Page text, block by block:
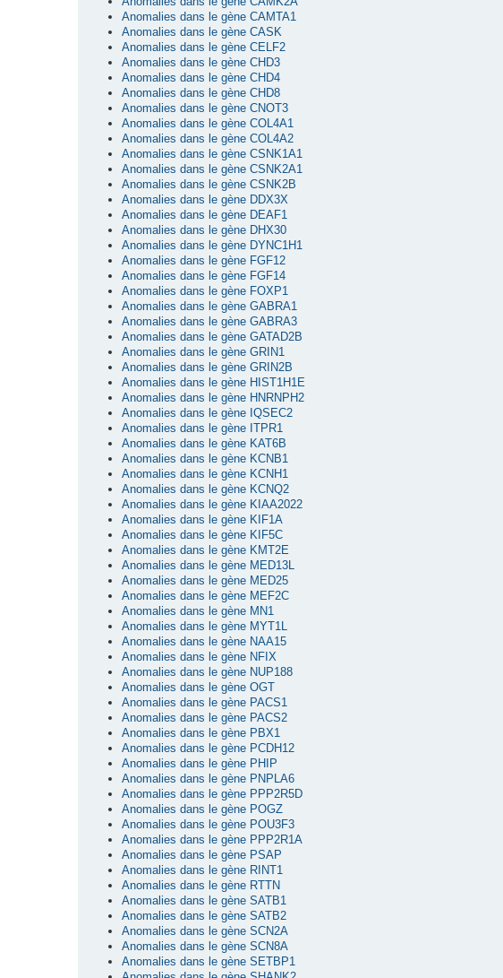
Anomalies dans le gène CAMTA1
Anomalies dans le gène CASK
Anomalies dans le gène CELF2
Anomalies dans le gène CHD3
Anomalies dans le gène CHD4
Anomalies dans le gène CHD8
Anomalies dans le gène CNOT3
Anomalies dans le gène COL4A1
Anomalies dans le gène COL4A2
Anomalies dans le gène CSNK1A1
Anomalies dans le gène CSNK2A1
Anomalies dans le gène CSNK2B
Anomalies dans le gène DDX3X
Anomalies dans le gène DEAF1
Anomalies dans le gène DHX30
Anomalies dans le gène DYNC1H1
Anomalies dans le gène FGF12
Anomalies dans le gène FGF14
Anomalies dans le gène FOXP1
Anomalies dans le gène GABRA1
Anomalies dans le gène GABRA3
Anomalies dans le gène GATAD2B
Anomalies dans le gène GRIN1
Anomalies dans le gène GRIN2B
Anomalies dans le gène HIST1H1E
Anomalies dans le gène HNRNPH2
Anomalies dans le gène IQSEC2
Anomalies dans le gène ITPR1
Anomalies dans le gène KAT6B
Anomalies dans le gène KCNB1
Anomalies dans le gène KCNH1
Anomalies dans le gène KCNQ2
Anomalies dans le gène KIAA2022
Anomalies dans le gène KIF1A
Anomalies dans le gène KIF5C
Anomalies dans le gène KMT2E
Anomalies dans le gène MED13L
Anomalies dans le gène MED25
Anomalies dans le gène MEF2C
Anomalies dans le gène MN1
Anomalies dans le gène MYT1L
Anomalies dans le gène NAA15
Anomalies dans le gène NFIX
Anomalies dans le gène NUP188
Anomalies dans le gène OGT
Anomalies dans le gène PACS1
Anomalies dans le gène PACS2
Anomalies dans le gène PBX1
Anomalies dans le gène PCDH12
Anomalies dans le gène PHIP
Anomalies dans le gène PNPLA6
Anomalies dans le gène PPP2R5D
Anomalies dans le gène POGZ
Anomalies dans le gène POU3F3
Anomalies dans le gène PPP2R1A
Anomalies dans le gène PSAP
Anomalies dans le gène RINT1
Anomalies dans le gène RTTN
Anomalies dans le gène SATB1
Anomalies dans le gène SATB2
Anomalies dans le gène SCN2A
Anomalies dans le gène SCN8A
Anomalies dans le gène SETBP1